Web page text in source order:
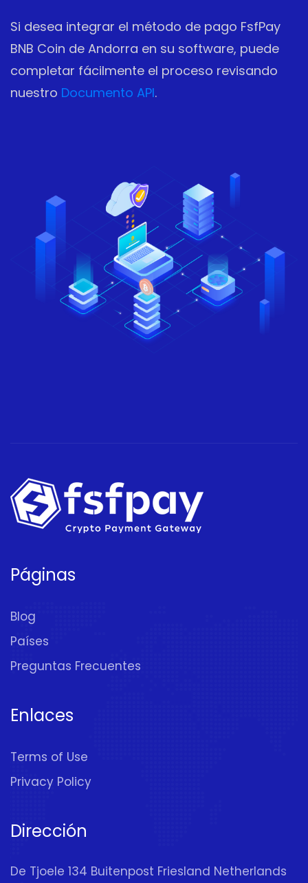
Si desea integrar el método de pago FsfPay
BNB Coin de Andorra en su software, puede
completar fácilmente el proceso revisando
nuestro Documento API.
Páginas
Blog
Países
Preguntas Frecuentes
Enlaces
Terms of Use
Privacy Policy
Dirección
De Tjoele 134 Buitenpost Friesland Netherlands